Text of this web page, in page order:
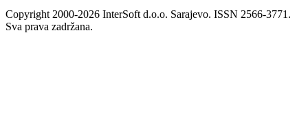
Copyright 2000-2026 InterSoft d.o.o. Sarajevo. ISSN 2566-3771.
Sva prava zadržana.